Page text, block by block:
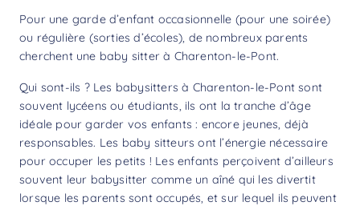
Pour une garde d’enfant occasionnelle (pour une soirée)
ou régulière (sorties d’écoles), de nombreux parents
cherchent une baby sitter à Charenton-le-Pont.
Qui sont-ils ? Les babysitters à Charenton-le-Pont sont
souvent lycéens ou étudiants, ils ont la tranche d’âge
idéale pour garder vos enfants : encore jeunes, déjà
responsables. Les baby sitteurs ont l’énergie nécessaire
pour occuper les petits ! Les enfants perçoivent d’ailleurs
souvent leur babysitter comme un aîné qui les divertit
lorsque les parents sont occupés, et sur lequel ils peuvent